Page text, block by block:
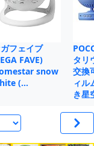
フェイブ
FAVE)
snow
(…
タリ
交換
ィル
き星